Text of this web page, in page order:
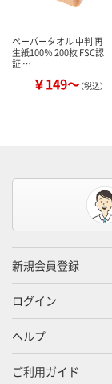
ペーパータオル 中判 再
生紙100％ 200枚 FSC認
証 …
￥149～（税込）
新規会員登録
ログイン
ヘルプ
ご利用ガイド